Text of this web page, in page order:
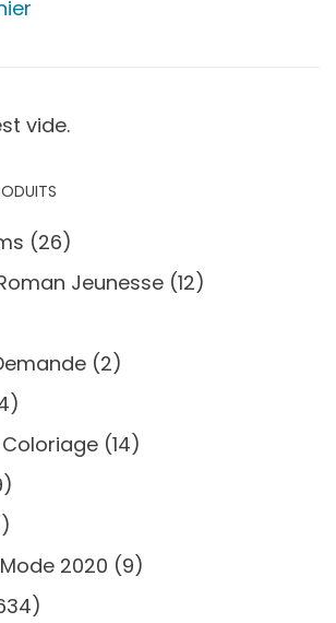
vide.
(26)
Jeunesse (12)
(2)
Coloriage (14)
2020 (9)